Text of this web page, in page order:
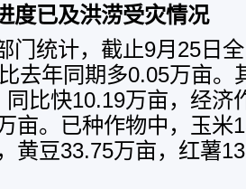
度已及洪涝受灾情况
门统计，截止9月25日
去年同期多0.05万亩。
同比快10.19万亩，经济
亩。已种作物中，玉米
黄豆33.75万亩，红薯